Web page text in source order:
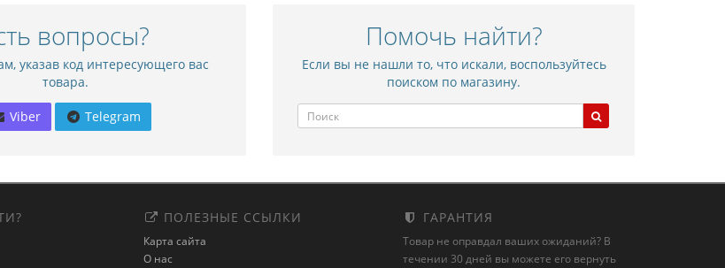
вопросы?
указав код интересующего вас
товара.
Viber Telegram
Помочь найти?
Если вы не нашли то, что искали, воспользуйтесь
поиском по магазину.
ПОЛЕЗНЫЕ ССЫЛКИ
Карта сайта
О нас
ГАРАНТИЯ
Товар не оправдал ваших ожиданий? В
течении 30 дней вы можете его вернуть